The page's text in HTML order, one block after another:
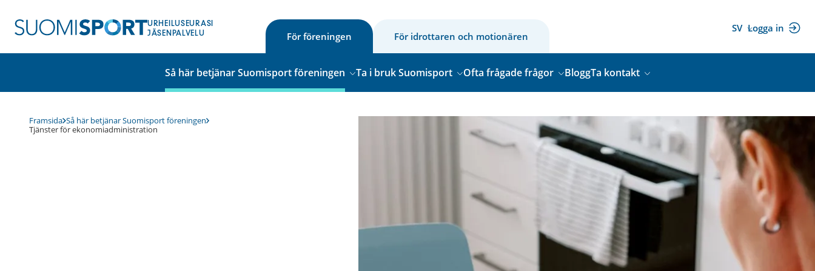
innehåll
URHEILUSEURASI
JÄSENPALVELU
SV Logga in
(extern
länk)
För föreningen För idrottaren och motionären
Så här betjänar Suomisport föreningen Ta i bruk Suomisport Ofta frågade frågor BloggTa kontakt
Framsida Så här betjänar Suomisport föreningen
Tjänster för ekonomiadministration